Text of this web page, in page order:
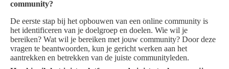
community?
De eerste stap bij het opbouwen van een online community is
het identificeren van je doelgroep en doelen. Wie wil je
bereiken? Wat wil je bereiken met jouw community? Door deze
vragen te beantwoorden, kun je gericht werken aan het
aantrekken en betrekken van de juiste communityleden.